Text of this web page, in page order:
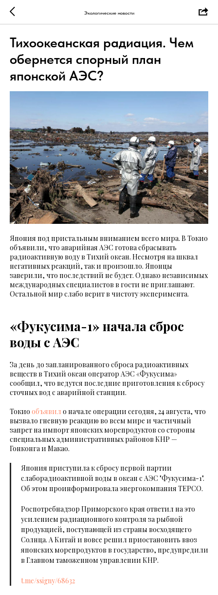
Экологические новости
Тихоокеанская радиация. Чем
обернется спорный план
японской АЭС?
Япония под пристальным вниманием всего мира. В Токио
объявили, что аварийная АЭС готова сбрасывать
радиоактивную воду в Тихий океан. Несмотря на шквал
негативных реакций, так и произошло. Японцы
заверили, что последствий не будет. Однако независимых
международных специалистов в гости не приглашают.
Остальной мир слабо верит в чистоту эксперимента.
«Фукусима-1» начала сброс
воды с АЭС
За день до запланированного сброса радиоактивных
веществ в Тихий океан оператор АЭС «Фукусима»
сообщил, что ведутся последние приготовления к сбросу
сточных вод с аварийной станции.
Токио объявил о начале операции сегодня, 24 августа, что
вызвало гневную реакцию во всем мире и частичный
запрет на импорт японских морепродуктов со стороны
специальных административных районов КНР —
Гонконга и Макао.
Япония приступила к сбросу первой партии
слаборадиоактивной воды в океан с АЭС "Фукусима-1".
Об этом проинформировала энергокомпания TEPCO.
Роспотребнадзор Приморского края ответил на это
усилением радиационного контроля за рыбной
продукцией, поступающей из страны восходящего
Солнца. А Китай и вовсе решил приостановить ввоз
японских морепродуктов в государство, предупредили
в Главном таможенном управлении КНР.
t.me/ssigny/68632